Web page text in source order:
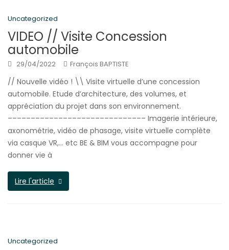
Uncategorized
VIDEO // Visite Concession
automobile
29/04/2022 François BAPTISTE
// Nouvelle vidéo ! \\ Visite virtuelle d’une concession
automobile. Etude d’architecture, des volumes, et
appréciation du projet dans son environnement.
–––––––––––––––––––––––––––––– Imagerie intérieure,
axonométrie, vidéo de phasage, visite virtuelle complète
via casque VR,… etc BE & BIM vous accompagne pour
donner vie à
Lire l'article
Uncategorized